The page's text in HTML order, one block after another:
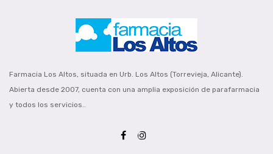
Farmacia Los Altos, situada en Urb. Los Altos (Torrevieja, Alicante).
Abierta desde 2007, cuenta con una amplia exposición de parafarmacia
y todos los servicios..